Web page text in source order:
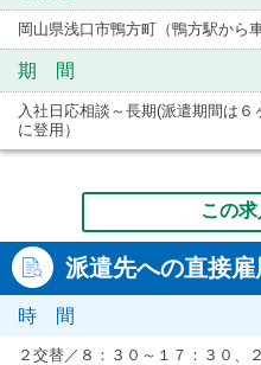
岡山県浅口市鴨方町（鴨方駅から
期 間
入社日応相談～長期(派遣期間は
に登用）
この
派遣先への直接
時 間
２交替／８：３０～１７：３０、